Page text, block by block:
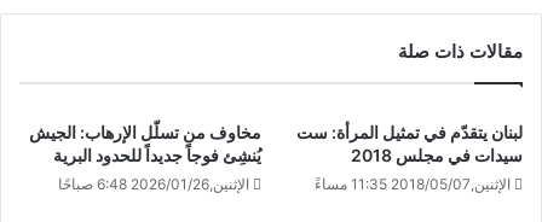
مقالات ذات صلة
لبنان يتقدّم في تمثيل المرأة: ست
سيدات في مجلس 2018
الإثنين,2018/05/07 11:35 مساءً
مخاوف من تسلّل الإرهاب: الجيش
يُنشِئ فوجاً جديداً للحدود البرية
الإثنين,2026/01/26 6:48 صباحًا